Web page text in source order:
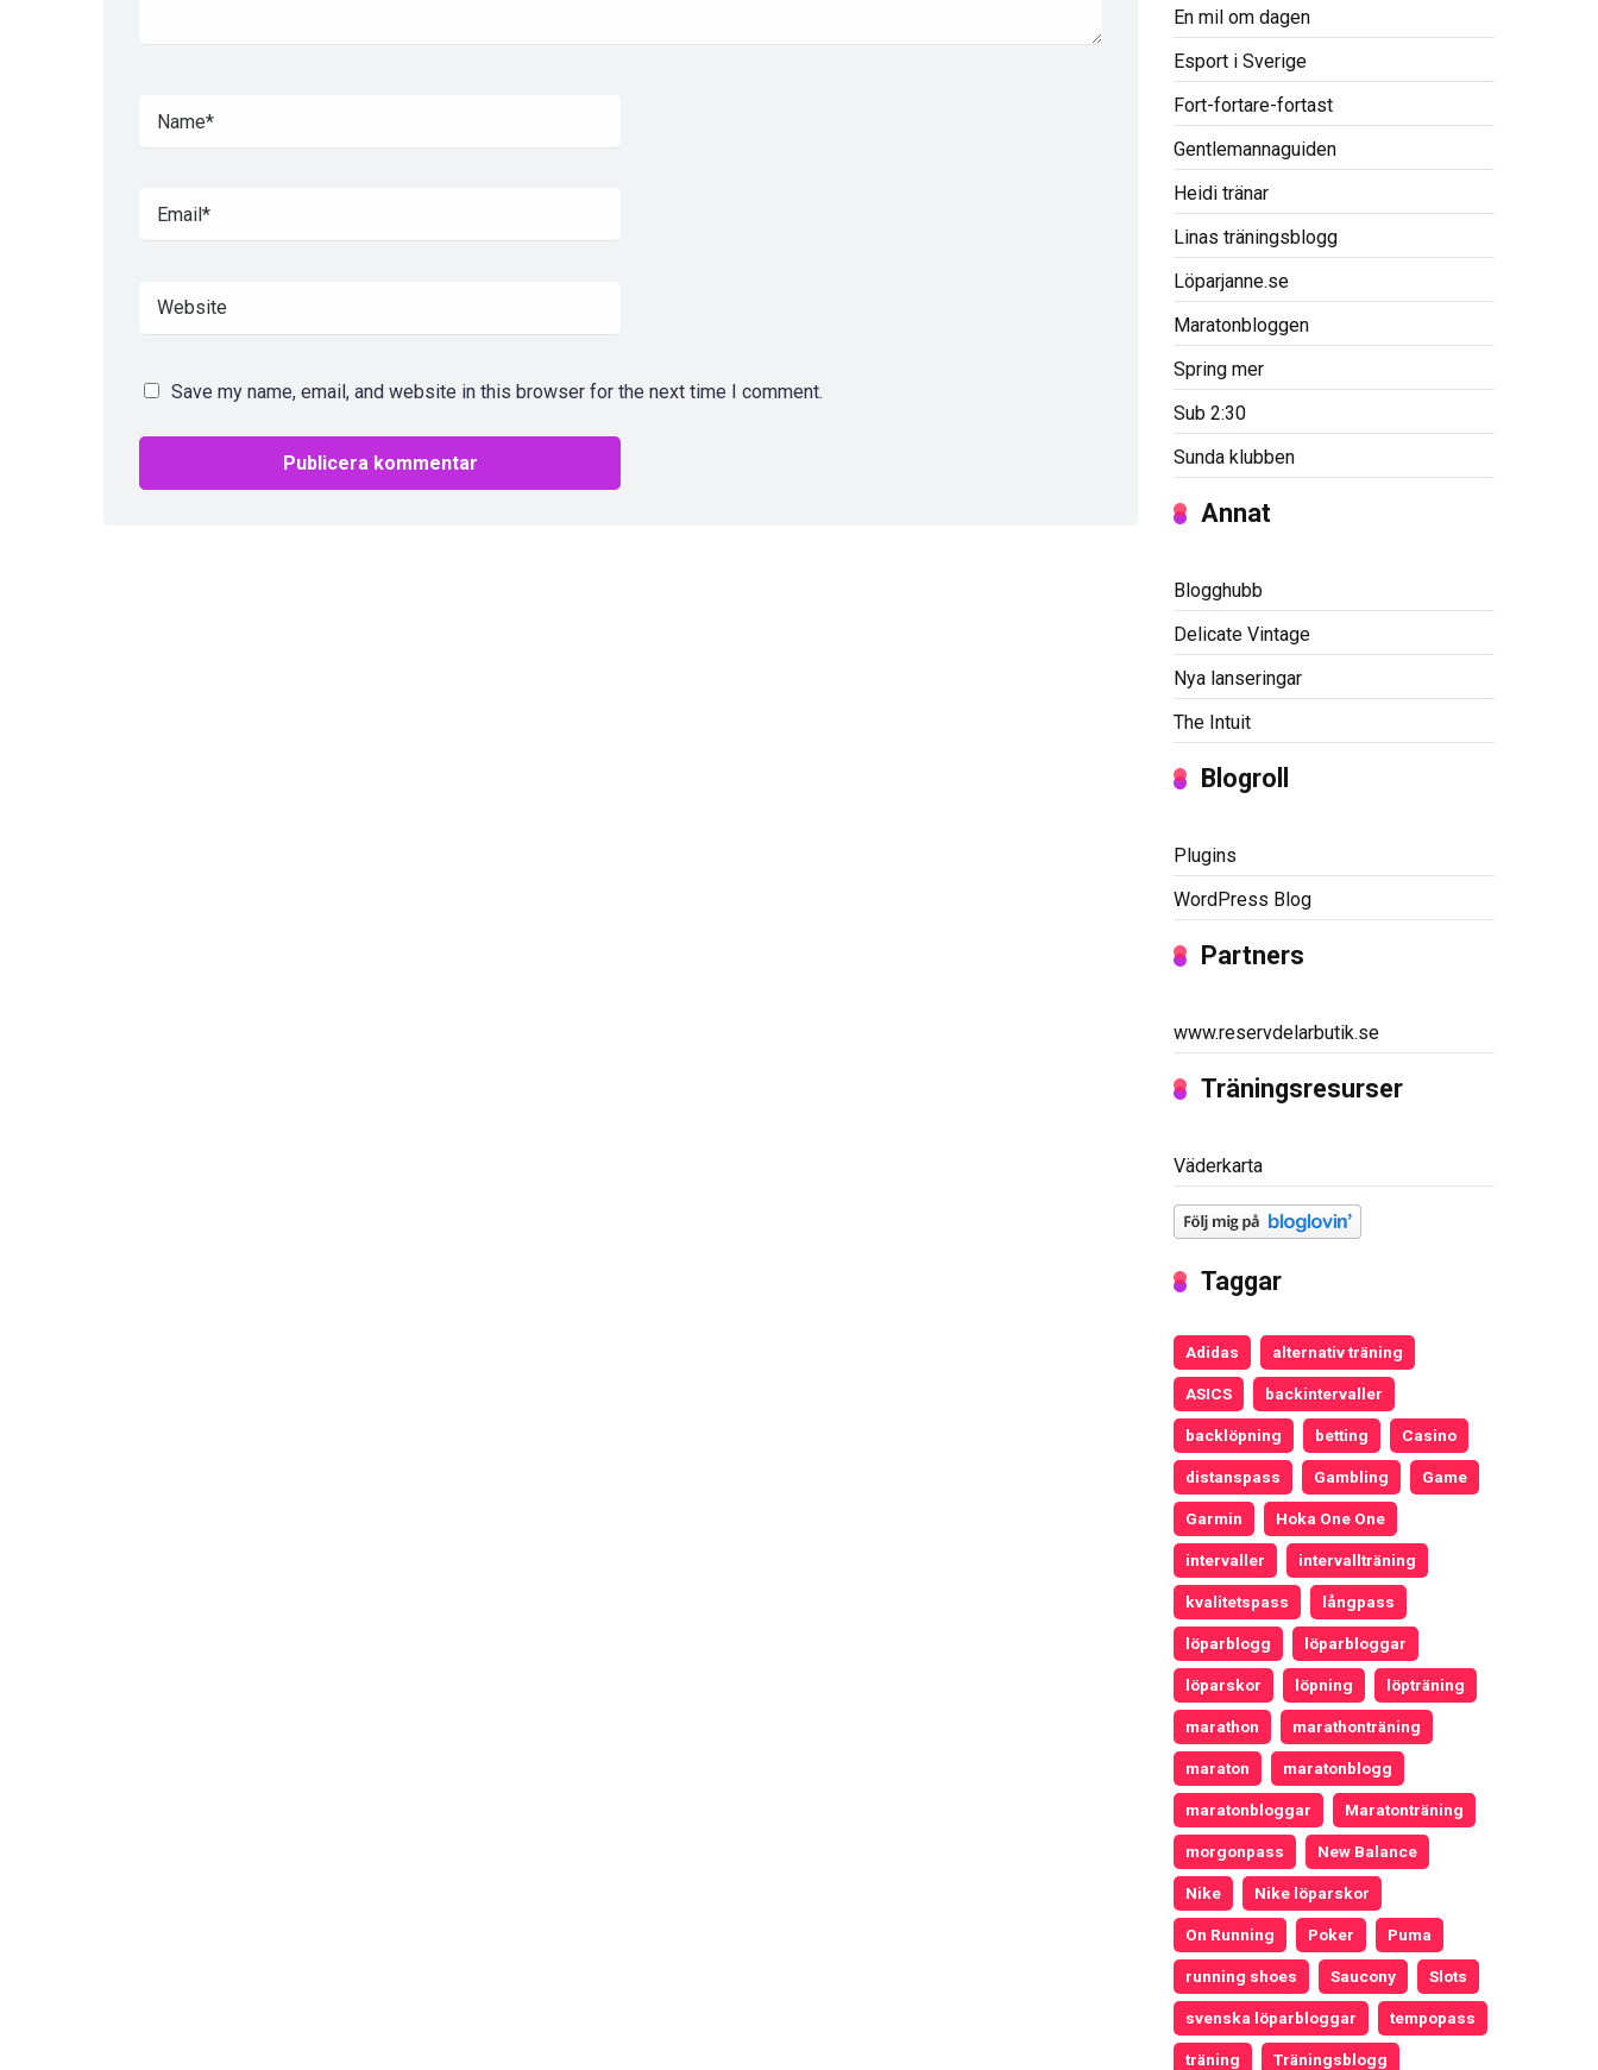
Save my name, email, and website in this browser for the next time I comment.
En mil om dagen
Esport i Sverige
Fort-fortare-fortast
Gentlemannaguiden
Heidi tränar
Linas träningsblogg
Löparjanne.se
Maratonbloggen
Spring mer
Sub 2:30
Sunda klubben
Annat
Blogghubb
Delicate Vintage
Nya lanseringar
The Intuit
Blogroll
Plugins
WordPress Blog
Partners
www.reservdelarbutik.se
Träningsresurser
Väderkarta
Taggar
Adidas alternativ träning
ASICS backintervaller
backlöpning betting Casino
distanspass Gambling Game
Garmin Hoka One One
intervaller intervallträning
kvalitetspass långpass
löparblogg löparbloggar
löparskor löpning löpträning
marathon marathonträning
maraton maratonblogg
maratonbloggar Maratonträning
morgonpass New Balance
Nike Nike löparskor
On Running Poker Puma
running shoes Saucony Slots
svenska löparbloggar tempopass
träning Träningsblogg